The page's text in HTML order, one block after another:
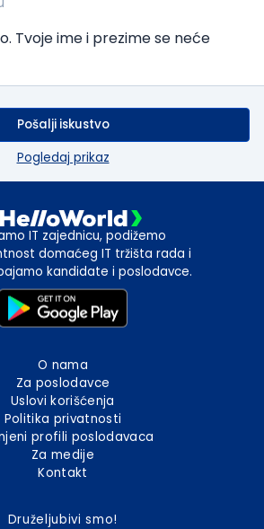
Tvoje ime i prezime se neće
Pošalji iskustvo
Pogledaj prikaz
IT zajednicu, podižemo
domaćeg IT tržišta rada i
kandidate i poslodavce.
O nama
Za poslodavce
Uslovi korišćenja
Politika privatnosti
profili poslodavaca
Za medije
Kontakt
Druželjubivi smo!